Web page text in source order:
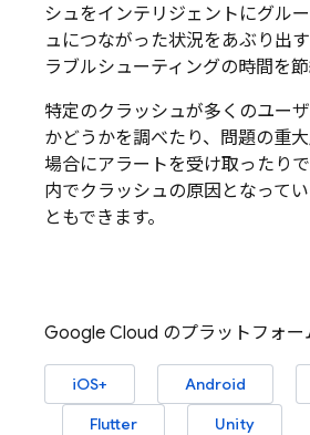
シュをインテリジェントにグル
ュにつながった状況をあぶり出
ラブルシューティングの時間を節
特定のクラッシュが多くのユー
かどうかを調べたり、問題の重
場合にアラートを受け取ったり
内でクラッシュの原因となって
ともできます。
Google Cloud のプラットフォー
iOS+ Android
Flutter
Unity